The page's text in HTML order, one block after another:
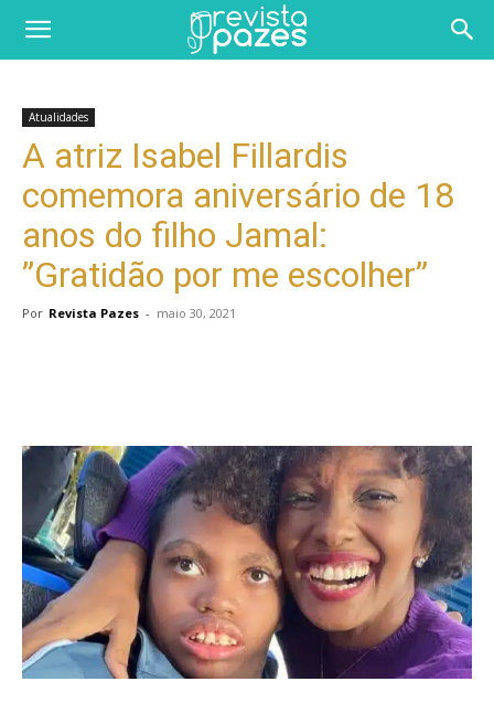
Atualidades
A atriz Isabel Fillardis
comemora aniversário de 18
anos do filho Jamal:
”Gratidão por me escolher”
Por Revista Pazes - maio 30, 2021